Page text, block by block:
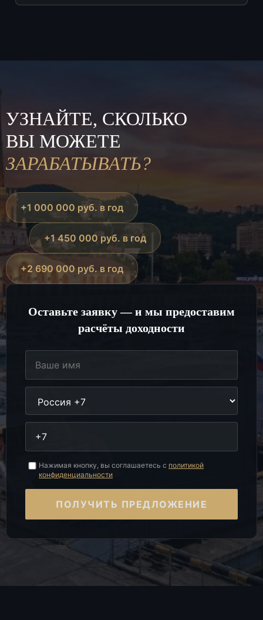
УЗНАЙТЕ, СКОЛЬКО
ВЫ МОЖЕТЕ
ЗАРАБАТЫВАТЬ?
+1 000 000 руб. в год
+1 450 000 руб. в год
+2 690 000 руб. в год
Оставьте заявку — и мы предоставим
расчёты доходности
Нажимая кнопку, вы соглашаетесь с политикой
конфиденциальности
ПОЛУЧИТЬ ПРЕДЛОЖЕНИЕ